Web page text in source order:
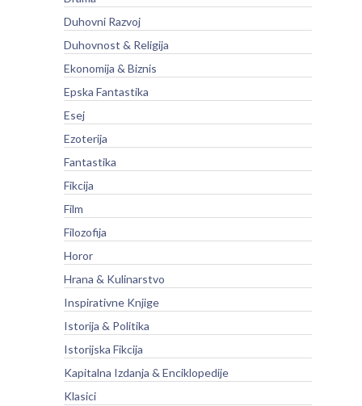
Duhovni Razvoj
Duhovnost & Religija
Ekonomija & Biznis
Epska Fantastika
Esej
Ezoterija
Fantastika
Fikcija
Film
Filozofija
Horor
Hrana & Kulinarstvo
Inspirativne Knjige
Istorija & Politika
Istorijska Fikcija
Kapitalna Izdanja & Enciklopedije
Klasici